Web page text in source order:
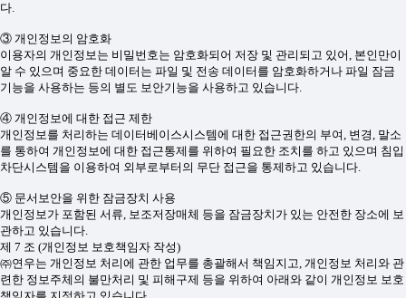
다.
③ 개인정보의 암호화
이용자의 개인정보는 비밀번호는 암호화되어 저장 및 관리되고 있어, 본인만이
알 수 있으며 중요한 데이터는 파일 및 전송 데이터를 암호화하거나 파일 잠금
기능을 사용하는 등의 별도 보안기능을 사용하고 있습니다.
④ 개인정보에 대한 접근 제한
개인정보를 처리하는 데이터베이스시스템에 대한 접근권한의 부여, 변경, 말소
를 통하여 개인정보에 대한 접근통제를 위하여 필요한 조치를 하고 있으며 침입
차단시스템을 이용하여 외부로부터의 무단 접근을 통제하고 있습니다.
⑤ 문서보안을 위한 잠금장치 사용
개인정보가 포함된 서류, 보조저장매체 등을 잠금장치가 있는 안전한 장소에 보
관하고 있습니다.
제 7 조 (개인정보 보호책임자 작성)
㈜연우는 개인정보 처리에 관한 업무를 총괄해서 책임지고, 개인정보 처리와 관
련한 정보주체의 불만처리 및 피해구제 등을 위하여 아래와 같이 개인정보 보호